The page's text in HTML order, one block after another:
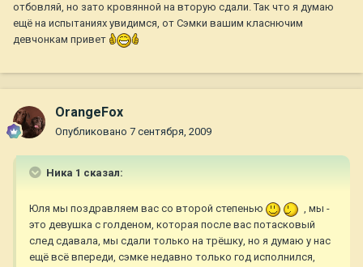
отбовляй, но зато кровянной на вторую сдали. Так что я думаю
ещё на испытаниях увидимся, от Сэмки вашим класнючим
девчонкам привет
OrangeFox
Опубликовано 7 сентября, 2009
Ника 1 сказал:
Юля мы поздравляем вас со второй степенью
, мы -
это девушка с голденом, которая после вас потасковый
след сдавала, мы сдали только на трёшку, но я думаю у нас
ещё всё впереди, сэмке недавно только год исполнился,